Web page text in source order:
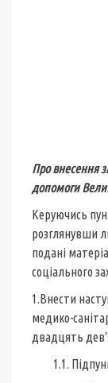
Про внесення
допомоги
Керуючись
розглянувши
подані
соціального
1.Внести
медико-
двадцять
1.1.